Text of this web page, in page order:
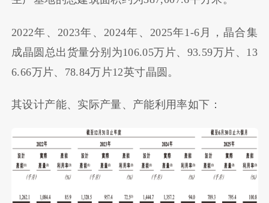
2022年、2023年、2024年、2025年1-6月，晶合集
成晶圆总出货量分别为106.05万片、93.59万片、13
6.66万片、78.84万片12英寸晶圆。
其设计产能、实际产量、产能利用率如下：